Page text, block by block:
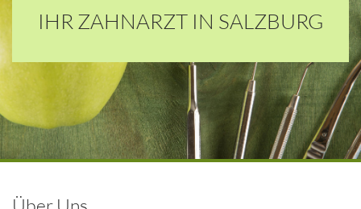
IHR ZAHNARZT IN SALZBURG